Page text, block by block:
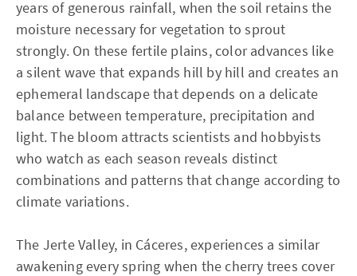
years of generous rainfall, when the soil retains the
moisture necessary for vegetation to sprout
strongly. On these fertile plains, color advances like
a silent wave that expands hill by hill and creates an
ephemeral landscape that depends on a delicate
balance between temperature, precipitation and
light. The bloom attracts scientists and hobbyists
who watch as each season reveals distinct
combinations and patterns that change according to
climate variations.
The Jerte Valley, in Cáceres, experiences a similar
awakening every spring when the cherry trees cover